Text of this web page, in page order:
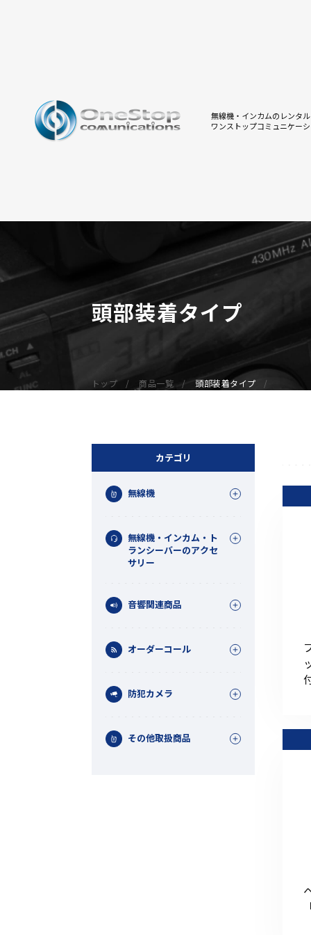
無線機・インカムのレンタ
ワンストップコミュニケー
無線機
デジタル無線機（登録局）
デジタル無線機（免許局）
受信機（レシーバー）
アマチュア無線機
ガイドラジオ（ガイドシステム）
ネットワークシステム対応商品
頭部装着タイプ
トップ 商品一覧 頭部装着タイプ
カテゴリ
無線機
無線機・インカム・ト
ランシーバーのアクセ
サリー
音響関連商品
オーダーコール
防犯カメラ
その他取扱商品